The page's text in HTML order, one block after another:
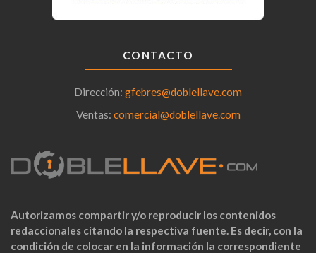
CONTACTO
Dirección: gfebres@doblellave.com
Ventas: comercial@doblellave.com
Autorizamos compartir y/o reproducir los contenidos
redaccionales citando la respectiva fuente. Es decir, con la
condición de colocar en la información la correspondiente